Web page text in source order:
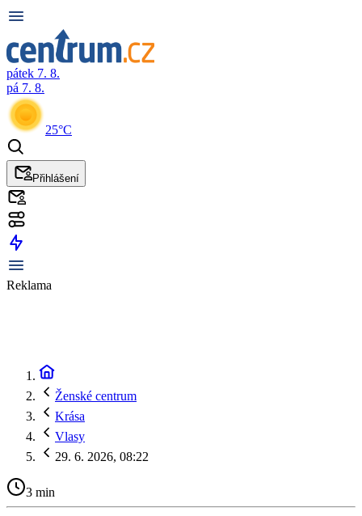
pátek 7. 8.
pá 7. 8.
25°C
Přihlášení
Reklama
Ženské centrum
Krása
Vlasy
29. 6. 2026, 08:22
3 min